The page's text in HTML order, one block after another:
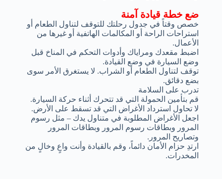
ضع خطة قيادة آمنة
خصص وقتاً في جدول رحلتك للتوقف لتناول الطعام أو
استراحات الراحة أو المكالمات الهاتفية أو غيرها من
الأعمال.
اضبط مقعدك ومراياك وأدوات التحكم في المناخ قبل
وضع السيارة في وضع القيادة.
توقف لتناول الطعام أو الشراب. لا يستغرق الأمر سوى
بضع دقائق.
تدرب على السلامة
قم بتأمين الحمولة التي قد تتحرك أثناء حركة السيارة.
لا تحاول استرداد الأغراض التي قد تسقط على الأرض.
اجعل الأغراض المطلوبة في متناول يدك – مثل رسوم
المرور وبطاقات رسوم المرور وبطاقات المرور
وتصاريح المرور.
ارتدِ حزام الأمان دائماً، وقم بالقيادة وأنت واعٍ وخالٍ من
المخدرات.